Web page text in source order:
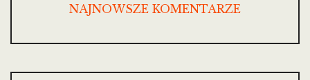
NAJNOWSZE KOMENTARZE